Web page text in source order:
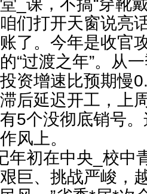
_课，不搞“穿靴
们打开天窗说亮
了。今年是收官
“过渡之年”。从
资增速比预期慢
后延迟开工，上
5个没彻底销号。
风上。
年初在中央_校
巨、挑战严峻，